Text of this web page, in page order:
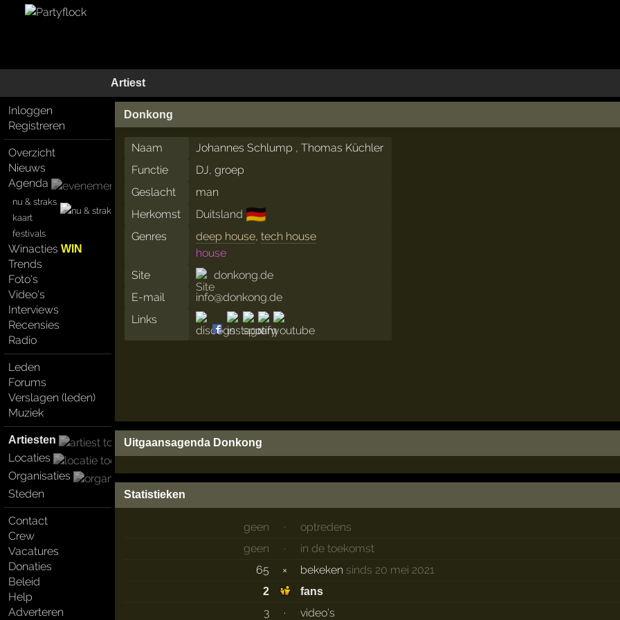
Artiest
Inloggen
Registreren
Overzicht
Nieuws
Agenda
nu & straks
kaart
festivals
WinactiesWIN
Trends
Foto's
Video's
Interviews
Recensies
Radio
Leden
Forums
Verslagen (leden)
Muziek
Artiesten
Locaties
Organisaties
Steden
Contact
Crew
Vacatures
Donaties
Beleid
Help
Adverteren
Donkong
Naam
Johannes Schlump , Thomas Küchler
Functie
DJ, groep
Geslacht
man
Herkomst
Duitsland 🇩🇪
Genres deep house,tech house
house
Site
donkong.de
E-mail
info@donkong.de
Links
Uitgaansagenda Donkong
Statistieken
geen ·
optredens
geen
·
in de toekomst
65
× bekeken sinds 20 mei 2021
2 fans
3 · video's